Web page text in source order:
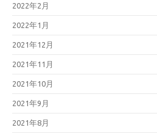
2022年2月
2022年1月
2021年12月
2021年11月
2021年10月
2021年9月
2021年8月